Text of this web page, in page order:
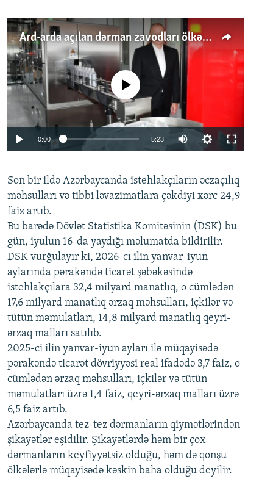
Ard-arda açılan dərman zavodları ölkənin tələbatını ödəyirmi?
Auto 240p 360p 480p
720p 1080p
No media source currently available
0:00 5:23
360p
480p
720p
1080p
Son bir ildə Azərbaycanda istehlakçıların əczaçılıq
məhsulları və tibbi ləvazimatlara çəkdiyi xərc 24,9
faiz artıb.
Bu barədə Dövlət Statistika Komitəsinin (DSK) bu
gün, iyulun 16-da yaydığı məlumatda bildirilir.
DSK vurğulayır ki, 2026-cı ilin yanvar-iyun
aylarında pərakəndə ticarət şəbəkəsində
istehlakçılara 32,4 milyard manatlıq, o cümlədən
17,6 milyard manatlıq ərzaq məhsulları, içkilər və
tütün məmulatları, 14,8 milyard manatlıq qeyri-
ərzaq malları satılıb.
2025-ci ilin yanvar-iyun ayları ilə müqayisədə
pərakəndə ticarət dövriyyəsi real ifadədə 3,7 faiz, o
cümlədən ərzaq məhsulları, içkilər və tütün
məmulatları üzrə 1,4 faiz, qeyri-ərzaq malları üzrə
6,5 faiz artıb.
Azərbaycanda tez-tez dərmanların qiymətlərindən
şikayətlər eşidilir. Şikayətlərdə həm bir çox
dərmanların keyfiyyətsiz olduğu, həm də qonşu
ölkələrlə müqayisədə kəskin baha olduğu deyilir.